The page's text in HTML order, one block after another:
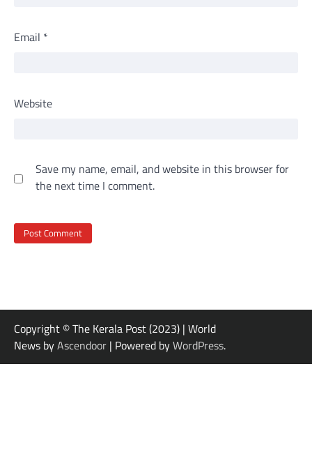
Email *
Website
Save my name, email, and website in this browser for
the next time I comment.
Copyright © The Kerala Post (2023) | World
News byAscendoor | Powered byWordPress.